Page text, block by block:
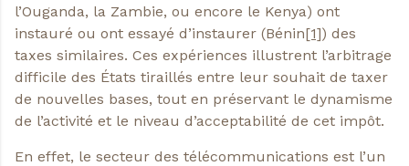
l’Ouganda, la Zambie, ou encore le Kenya) ont
instauré ou ont essayé d’instaurer (Bénin[1]) des
taxes similaires. Ces expériences illustrent l’arbitrage
difficile des États tiraillés entre leur souhait de taxer
de nouvelles bases, tout en préservant le dynamisme
de l’activité et le niveau d’acceptabilité de cet impôt.
En effet, le secteur des télécommunications est l’un